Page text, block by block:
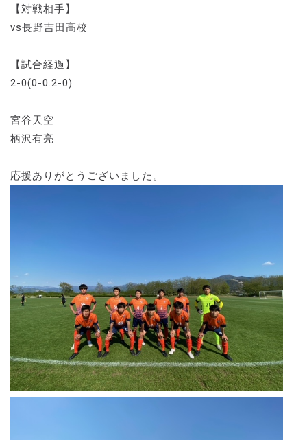
【対戦相手】
vs長野吉田高校
【試合経過】
2-0(0-0.2-0)
宮谷天空
柄沢有亮
応援ありがとうございました。